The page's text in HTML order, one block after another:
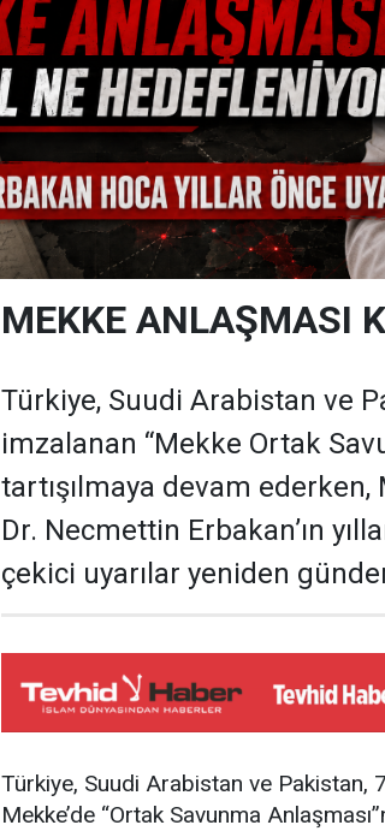
MEKKE ANLAŞMASI
Türkiye, Suudi Arabistan ve
imzalanan “Mekke Ortak
tartışılmaya devam
Dr. Necmettin Erbakan’ın
çekici uyarılar yeniden
Türkiye, Suudi Arabistan ve
Mekke’de “Ortak Savunma